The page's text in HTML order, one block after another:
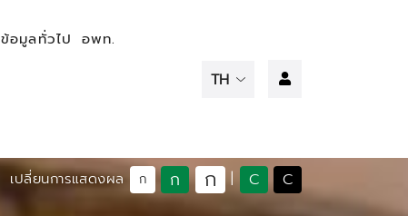
ข้อมูลทั่วไป อพท.
เปลี่ยนการแสดงผล ก ก ก C C